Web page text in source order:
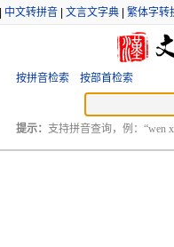
中文转拼音 文言文字典 繁体字转
按拼音检索 按部首检索
提示： 支持拼音查询，例：“wen